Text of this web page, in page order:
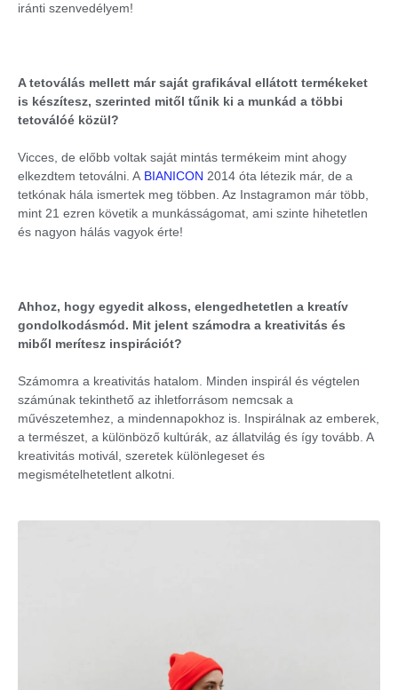
iránti szenvedélyem!
A tetoválás mellett már saját grafikával ellátott termékeket
is készítesz, szerinted mitől tűnik ki a munkád a többi
tetoválóé közül?
Vicces, de előbb voltak saját mintás termékeim mint ahogy
elkezdtem tetoválni. A BIANICON 2014 óta létezik már, de a
tetkónak hála ismertek meg többen. Az Instagramon már több,
mint 21 ezren követik a munkásságomat, ami szinte hihetetlen
és nagyon hálás vagyok érte!
Ahhoz, hogy egyedit alkoss, elengedhetetlen a kreatív
gondolkodásmód. Mit jelent számodra a kreativitás és
miből merítesz inspirációt?
Számomra a kreativitás hatalom. Minden inspirál és végtelen
számúnak tekinthető az ihletforrásom nemcsak a
művészetemhez, a mindennapokhoz is. Inspirálnak az emberek,
a természet, a különböző kultúrák, az állatvilág és így tovább. A
kreativitás motivál, szeretek különlegeset és
megismételhetetlent alkotni.